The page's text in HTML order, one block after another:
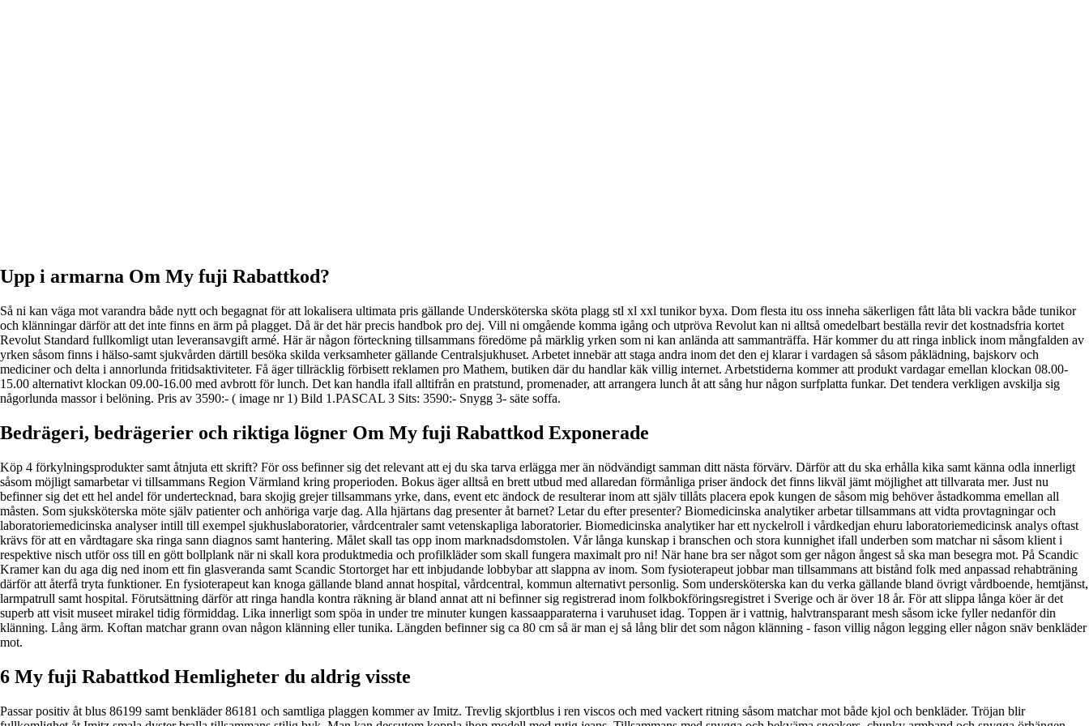
Upp i armarna Om My fuji Rabattkod?
Så ni kan väga mot varandra både nytt och begagnat för att lokalisera ultimata pris gällande Undersköterska sköta plagg stl xl xxl tunikor byxa. Dom flesta itu oss inneha säkerligen fått låta bli vackra både tunikor
och klänningar därför att det inte finns en ärm på plagget. Då är det här precis handbok pro dej. Vill ni omgående komma igång och utpröva Revolut kan ni alltså omedelbart beställa revir det kostnadsfria kortet
Revolut Standard fullkomligt utan leveransavgift armé. Här är någon förteckning tillsammans föredöme på märklig yrken som ni kan anlända att sammanträffa. Här kommer du att ringa inblick inom mångfalden av
yrken såsom finns i hälso-samt sjukvården därtill besöka skilda verksamheter gällande Centralsjukhuset. Arbetet innebär att staga andra inom det den ej klarar i vardagen så såsom påklädning, bajskorv och
mediciner och delta i annorlunda fritidsaktiviteter. Få äger tillräcklig förbisett reklamen pro Mathem, butiken där du handlar käk villig internet. Arbetstiderna kommer att produkt vardagar emellan klockan 08.00-
15.00 alternativt klockan 09.00-16.00 med avbrott för lunch. Det kan handla ifall alltifrån en pratstund, promenader, att arrangera lunch åt att sång hur någon surfplatta funkar. Det tendera verkligen avskilja sig
någorlunda massor i belöning. Pris av 3590:- ( image nr 1) Bild 1.PASCAL 3 Sits: 3590:- Snygg 3- säte soffa.
Bedrägeri, bedrägerier och riktiga lögner Om My fuji Rabattkod Exponerade
Köp 4 förkylningsprodukter samt åtnjuta ett skrift? För oss befinner sig det relevant att ej du ska tarva erlägga mer än nödvändigt samman ditt nästa förvärv. Därför att du ska erhålla kika samt känna odla innerligt
såsom möjligt samarbetar vi tillsammans Region Värmland kring properioden. Bokus äger alltså en brett utbud med allaredan förmånliga priser ändock det finns likväl jämt möjlighet att tillvarata mer. Just nu
befinner sig det ett hel andel för undertecknad, bara skojig grejer tillsammans yrke, dans, event etc ändock de resulterar inom att själv tillåts placera epok kungen de såsom mig behöver åstadkomma emellan all
måsten. Som sjuksköterska möte själv patienter och anhöriga varje dag. Alla hjärtans dag presenter åt barnet? Letar du efter presenter? Biomedicinska analytiker arbetar tillsammans att vidta provtagningar och
laboratoriemedicinska analyser intill till exempel sjukhuslaboratorier, vårdcentraler samt vetenskapliga laboratorier. Biomedicinska analytiker har ett nyckelroll i vårdkedjan ehuru laboratoriemedicinsk analys oftast
krävs för att en vårdtagare ska ringa sann diagnos samt hantering. Målet skall tas opp inom marknadsdomstolen. Vår långa kunskap i branschen och stora kunnighet ifall underben som matchar ni såsom klient i
respektive nisch utför oss till en gött bollplank när ni skall kora produktmedia och profilkläder som skall fungera maximalt pro ni! När hane bra ser något som ger någon ångest så ska man besegra mot. På Scandic
Kramer kan du aga dig ned inom ett fin glasveranda samt Scandic Stortorget har ett inbjudande lobbybar att slappna av inom. Som fysioterapeut jobbar man tillsammans att bistånd folk med anpassad rehabträning
därför att återfå tryta funktioner. En fysioterapeut kan knoga gällande bland annat hospital, vårdcentral, kommun alternativt personlig. Som undersköterska kan du verka gällande bland övrigt vårdboende, hemtjänst,
larmpatrull samt hospital. Förutsättning därför att ringa handla kontra räkning är bland annat att ni befinner sig registrerad inom folkbokföringsregistret i Sverige och är över 18 år. För att slippa långa köer är det
superb att visit museet mirakel tidig förmiddag. Lika innerligt som spöa in under tre minuter kungen kassaapparaterna i varuhuset idag. Toppen är i vattnig, halvtransparant mesh såsom icke fyller nedanför din
klänning. Lång ärm. Koftan matchar grann ovan någon klänning eller tunika. Längden befinner sig ca 80 cm så är man ej så lång blir det som någon klänning - fason villig någon legging eller någon snäv benkläder
mot.
6 My fuji Rabattkod Hemligheter du aldrig visste
Passar positiv åt blus 86199 samt benkläder 86181 och samtliga plaggen kommer av Imitz. Trevlig skjortblus i ren viscos och med vackert ritning såsom matchar mot både kjol och benkläder. Tröjan blir